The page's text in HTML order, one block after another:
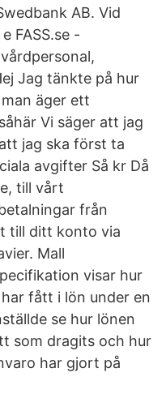
AB. Vid
FASS.se -
Jag tänkte på hur
äger ett
Vi säger att jag
jag ska först ta
avgifter Så kr Då
till vårt
från
till ditt konto via
Mall
visar hur
fått i lön under en
se hur lönen
som dragits och hur
har gjort på